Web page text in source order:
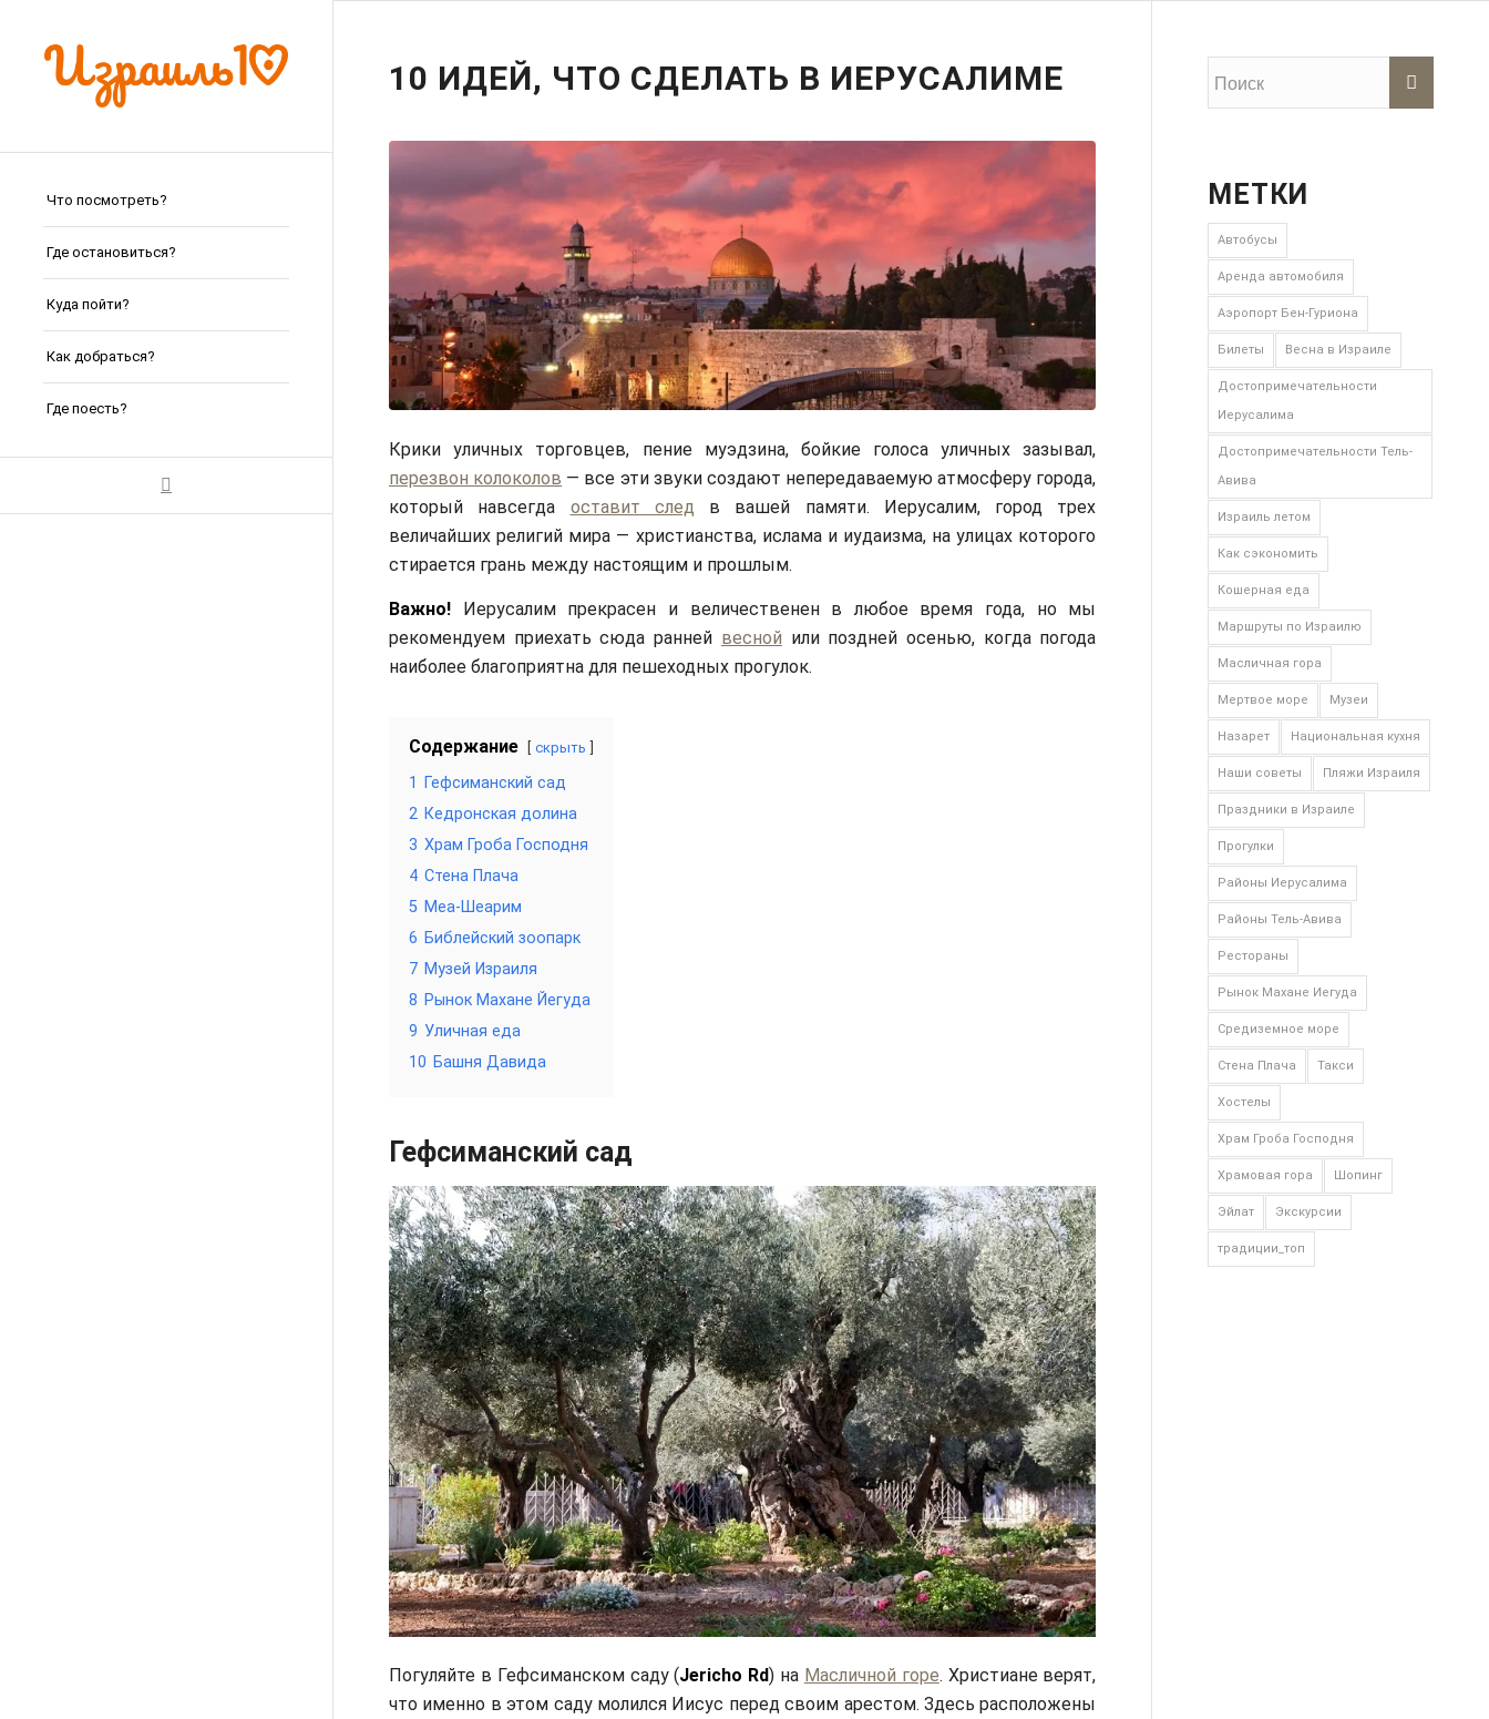
Что посмотреть?
Где остановиться?
Куда пойти?
Как добраться?
Где поесть?
10 ИДЕЙ, ЧТО СДЕЛАТЬ В ИЕРУСАЛИМЕ
Крики уличных торговцев, пение муэдзина, бойкие голоса уличных зазывал,
перезвон колоколов — все эти звуки создают непередаваемую атмосферу города,
который навсегда оставит след в вашей памяти. Иерусалим, город трех
величайших религий мира — христианства, ислама и иудаизма, на улицах которого
стирается грань между настоящим и прошлым.
Важно! Иерусалим прекрасен и величественен в любое время года, но мы
рекомендуем приехать сюда ранней весной или поздней осенью, когда погода
наиболее благоприятна для пешеходных прогулок.
Содержание скрыть
1
Гефсиманский сад
2 Кедронская долина
3 Храм Гроба Господня
4 Стена Плача
5 Меа-Шеарим
6 Библейский зоопарк
7 Музей Израиля
8 Рынок Махане Йегуда
9 Уличная еда
10 Башня Давида
Гефсиманский сад
Погуляйте в Гефсиманском саду (Jericho Rd) на Масличной горе. Христиане верят,
что именно в этом саду молился Иисус перед своим арестом. Здесь расположены
МЕТКИ
Автобусы
Аренда автомобиля
Аэропорт Бен-Гуриона
Билеты Весна в Израиле
Достопримечательности
Иерусалима
Достопримечательности Тель-
Авива
Израиль летом
Как сэкономить
Кошерная еда
Маршруты по Израилю
Масличная гора
Мертвое море Музеи
Назарет Национальная кухня
Наши советы Пляжи Израиля
Праздники в Израиле
Прогулки
Районы Иерусалима
Районы Тель-Авива
Рестораны
Рынок Махане Иегуда
Средиземное море
Стена Плача Такси
Хостелы
Храм Гроба Господня
Храмовая гора Шопинг
Эйлат Экскурсии
традиции_топ